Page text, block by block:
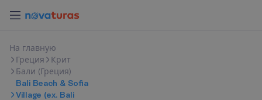
На главную
Греция
Крит
Бали (Греция)
Bali Beach & Sofia
Village (ex. Bali